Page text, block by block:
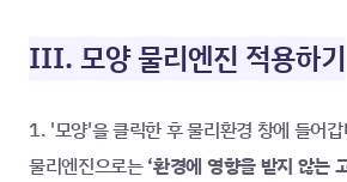
III. 모양 물리엔진 적용하기
1. '모양'을 클릭한 후 물리환경 창에 들어
물리엔진으로는 ‘환경에 영향을 받지 않는